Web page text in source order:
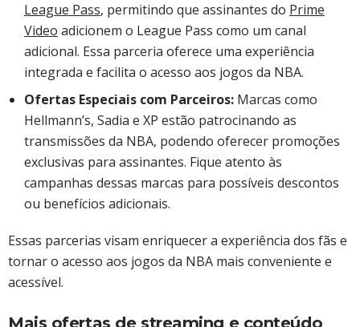
League Pass, permitindo que assinantes do Prime
Video adicionem o League Pass como um canal
adicional. Essa parceria oferece uma experiência
integrada e facilita o acesso aos jogos da NBA. ​
Ofertas Especiais com Parceiros: Marcas como
Hellmann’s, Sadia e XP estão patrocinando as
transmissões da NBA, podendo oferecer promoções
exclusivas para assinantes. Fique atento às
campanhas dessas marcas para possíveis descontos
ou benefícios adicionais.
Essas parcerias visam enriquecer a experiência dos fãs e
tornar o acesso aos jogos da NBA mais conveniente e
acessível.​
Mais ofertas de streaming e conteúdo